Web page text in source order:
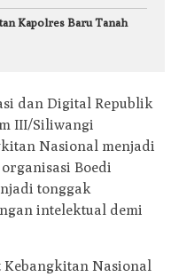
Kapolres Baru Tanah
dan Digital Republik
III/Siliwangi
Nasional menjadi
Boedi
tonggak
intelektual demi
Kebangkitan Nasional